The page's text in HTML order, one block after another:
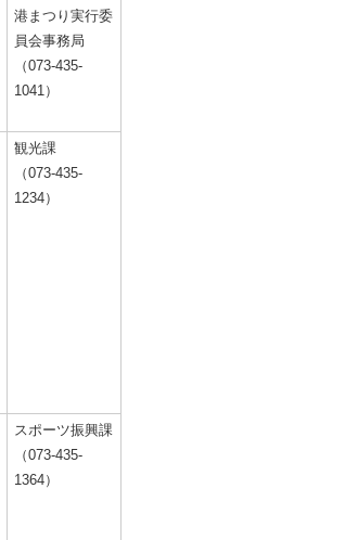
港まつり実行委
員会事務局
（073-435-
1041）
観光課
（073-435-
1234）
スポーツ振興課
（073-435-
1364）